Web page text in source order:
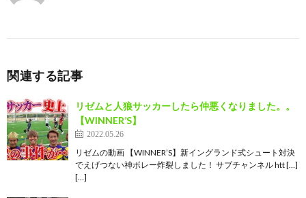
関連する記事
リゼムと人狼サッカーしたら仲悪くなりました。。
【WINNER’S】
2022.05.26
リゼムの動画 【WINNER’S】新イングランド式シュート対決
でえげつない神ボレー炸裂しました！ サブチャンネル htt […]
[…]